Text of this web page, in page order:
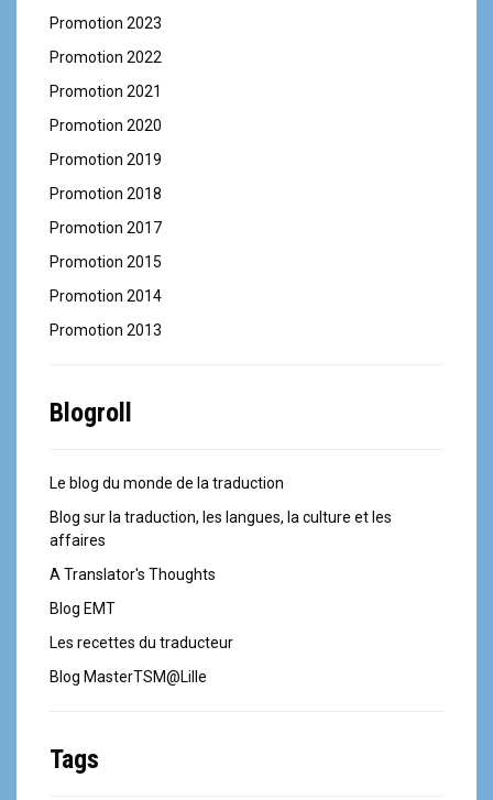
Promotion 2023
Promotion 2022
Promotion 2021
Promotion 2020
Promotion 2019
Promotion 2018
Promotion 2017
Promotion 2015
Promotion 2014
Promotion 2013
Blogroll
Le blog du monde de la traduction
Blog sur la traduction, les langues, la culture et les
affaires
A Translator's Thoughts
Blog EMT
Les recettes du traducteur
Blog MasterTSM@Lille
Tags